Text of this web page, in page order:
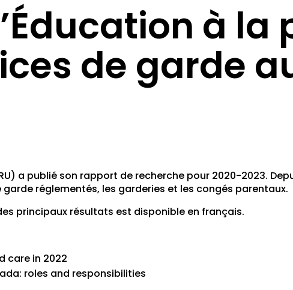
à la
de garde
a publié son rapport de recherche pour 2020-2023.
réglementés, les garderies et les congés parentaux.
principaux résultats est disponible en français.
care in 2022
roles and responsibilities